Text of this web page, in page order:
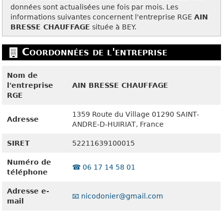
données sont actualisées une fois par mois. Les
informations suivantes concernent l'entreprise RGEAIN
BRESSE CHAUFFAGE située à BEY.
Coordonnées de l'entreprise
Nom de
l'entreprise
RGE
AIN BRESSE CHAUFFAGE
Adresse
1359 Route du Village 01290 SAINT-
ANDRE-D-HUIRIAT, France
SIRET 52211639100015
Numéro de
téléphone
☎️ 06 17 14 58 01
Adresse e-
mail
📧 nicodonier@gmail.com